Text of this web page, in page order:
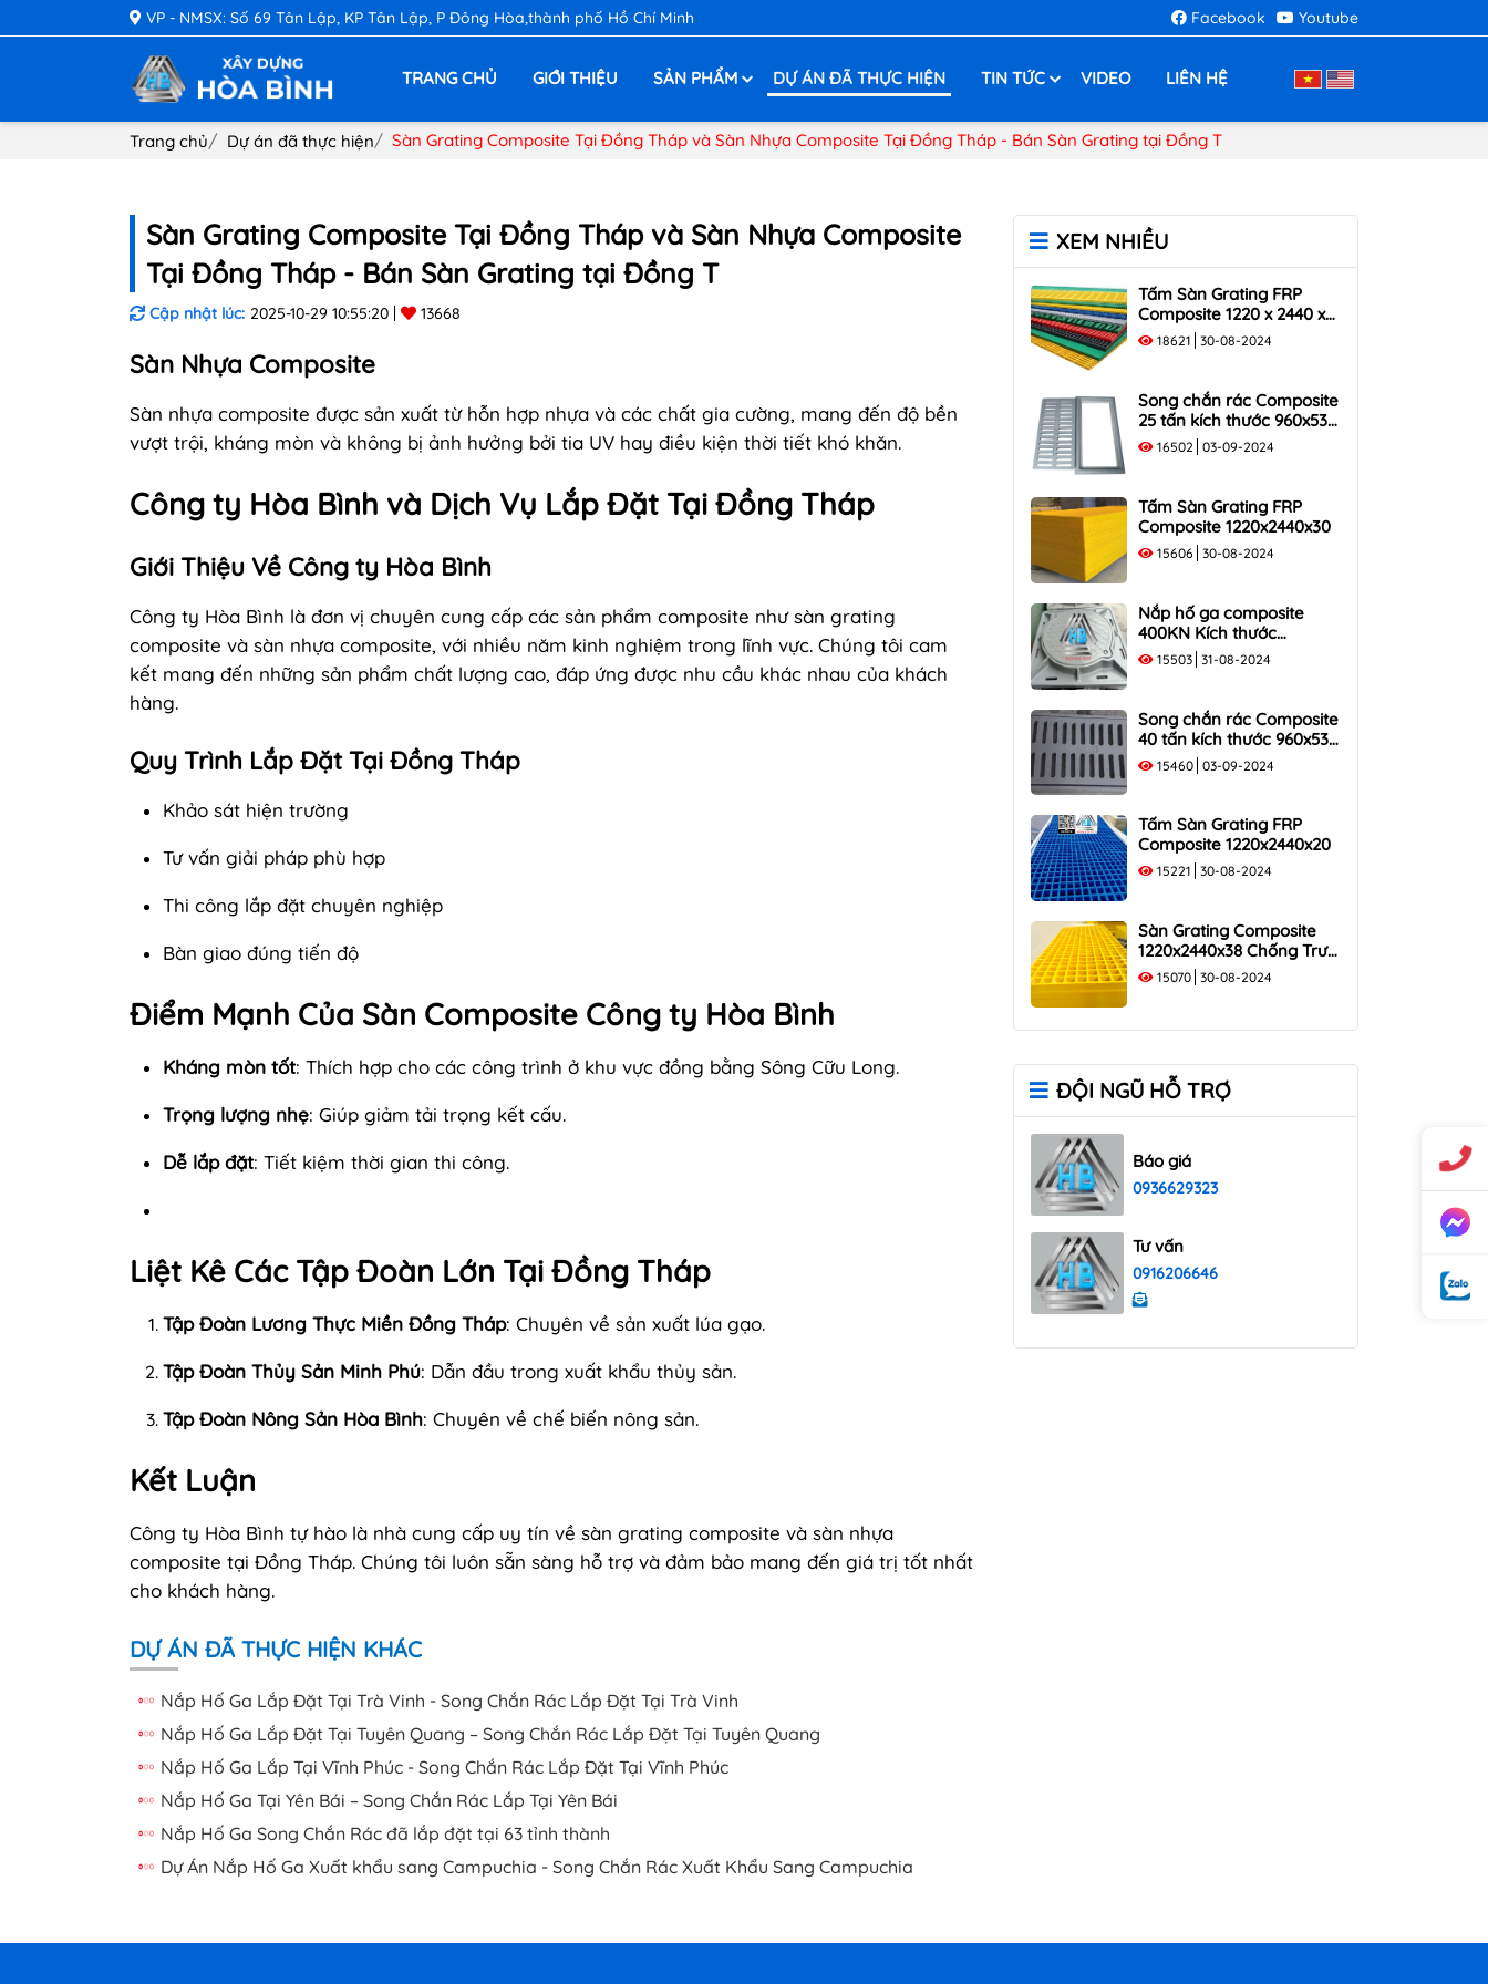
VP - NMSX: Số 69 Tân Lập, KP Tân Lập, P Đông Hòa,thành phố Hồ Chí Minh Facebook Youtube
TRANG CHỦ GIỚI THIỆU SẢN PHẨM DỰ ÁN ĐÃ THỰC HIỆN TIN TỨC VIDEO LIÊN HỆ
Trang chủ Dự án đã thực hiện Sàn Grating Composite Tại Đồng Tháp và Sàn Nhựa Composite Tại Đồng Tháp - Bán Sàn Grating tại Đồng T
Sàn Grating Composite Tại Đồng Tháp và Sàn Nhựa Composite
Tại Đồng Tháp - Bán Sàn Grating tại Đồng T
Cập nhật lúc: 2025-10-29 10:55:20 13668
Sàn Nhựa Composite
Sàn nhựa composite được sản xuất từ hỗn hợp nhựa và các chất gia cường, mang đến độ bền
vượt trội, kháng mòn và không bị ảnh hưởng bởi tia UV hay điều kiện thời tiết khó khăn.
Công ty Hòa Bình và Dịch Vụ Lắp Đặt Tại Đồng Tháp
Giới Thiệu Về Công ty Hòa Bình
Công ty Hòa Bình là đơn vị chuyên cung cấp các sản phẩm composite như sàn grating
composite và sàn nhựa composite, với nhiều năm kinh nghiệm trong lĩnh vực. Chúng tôi cam
kết mang đến những sản phẩm chất lượng cao, đáp ứng được nhu cầu khác nhau của khách
hàng.
Quy Trình Lắp Đặt Tại Đồng Tháp
Khảo sát hiện trường
Tư vấn giải pháp phù hợp
Thi công lắp đặt chuyên nghiệp
Bàn giao đúng tiến độ
Điểm Mạnh Của Sàn Composite Công ty Hòa Bình
Kháng mòn tốt: Thích hợp cho các công trình ở khu vực đồng bằng Sông Cữu Long.
Trọng lượng nhẹ: Giúp giảm tải trọng kết cấu.
Dễ lắp đặt: Tiết kiệm thời gian thi công.
Liệt Kê Các Tập Đoàn Lớn Tại Đồng Tháp
Tập Đoàn Lương Thực Miền Đồng Tháp: Chuyên về sản xuất lúa gạo.
Tập Đoàn Thủy Sản Minh Phú: Dẫn đầu trong xuất khẩu thủy sản.
Tập Đoàn Nông Sản Hòa Bình: Chuyên về chế biến nông sản.
Kết Luận
Công ty Hòa Bình tự hào là nhà cung cấp uy tín về sàn grating composite và sàn nhựa
composite tại Đồng Tháp. Chúng tôi luôn sẵn sàng hỗ trợ và đảm bảo mang đến giá trị tốt nhất
cho khách hàng.
DỰ ÁN ĐÃ THỰC HIỆN KHÁC
Nắp Hố Ga Lắp Đặt Tại Trà Vinh - Song Chắn Rác Lắp Đặt Tại Trà Vinh
Nắp Hố Ga Lắp Đặt Tại Tuyên Quang – Song Chắn Rác Lắp Đặt Tại Tuyên Quang
Nắp Hố Ga Lắp Tại Vĩnh Phúc - Song Chắn Rác Lắp Đặt Tại Vĩnh Phúc
Nắp Hố Ga Tại Yên Bái – Song Chắn Rác Lắp Tại Yên Bái
Nắp Hố Ga Song Chắn Rác đã lắp đặt tại 63 tỉnh thành
Dự Án Nắp Hố Ga Xuất khẩu sang Campuchia - Song Chắn Rác Xuất Khẩu Sang Campuchia
XEM NHIỀU
Tấm Sàn Grating FRP
Composite 1220 x 2440 x
3518621 30-08-2024
Song chắn rác Composite
25 tấn kích thước 960x530
tải trọng 250KN
16502 03-09-2024
Tấm Sàn Grating FRP
Composite 1220x2440x30
15606 30-08-2024
Nắp hố ga composite
400KN Kích thước
1000×1000 Khung Âm Tải
15503 31-08-2024
Song chắn rác Composite
40 tấn kích thước 960x530
tải trọng 400KN
15460 03-09-2024
Tấm Sàn Grating FRP
Composite 1220x2440x20
15221 30-08-2024
Sàn Grating Composite
1220x2440x38 Chống Trượt,
Chịu Lực
15070 30-08-2024
ĐỘI NGŨ HỖ TRỢ
Báo giá
0936629323
Tư vấn
0916206646